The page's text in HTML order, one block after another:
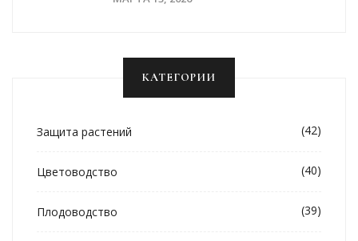
КАТЕГОРИИ
Защита растений (42)
Цветоводство (40)
Плодоводство (39)